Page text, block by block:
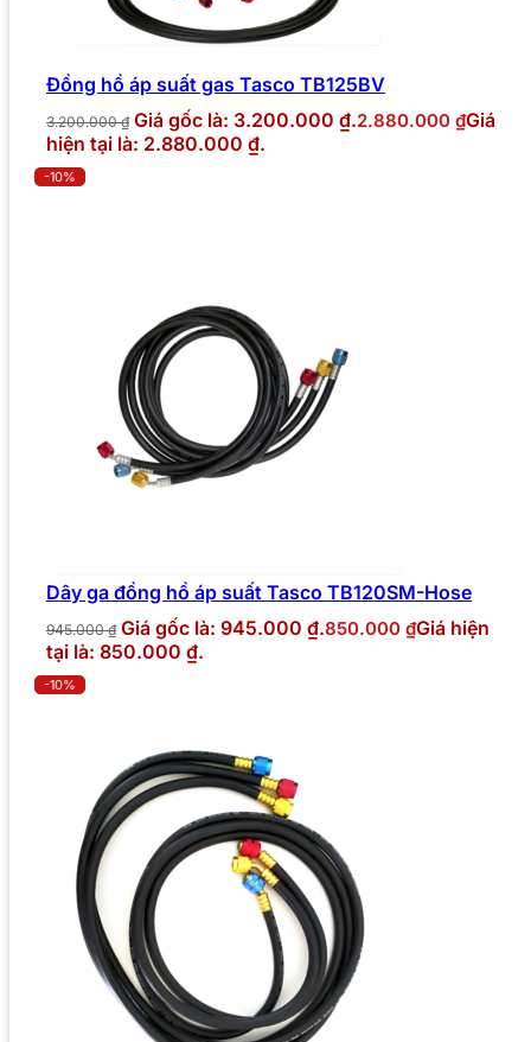
Đồng hồ áp suất gas Tasco TB125BV
3.200.000₫ Giá gốc là: 3.200.000 ₫.2.880.000 ₫Giá
hiện tại là: 2.880.000 ₫.
-10%
Dây ga đồng hồ áp suất Tasco TB120SM-Hose
945.000₫ Giá gốc là: 945.000 ₫.850.000 ₫Giá hiện
tại là: 850.000 ₫.
-10%